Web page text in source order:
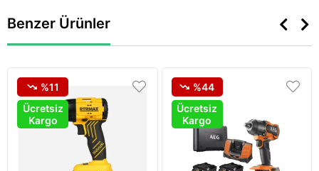
Benzer Ürünler
%11
Ücretsiz
Kargo
%44
Ücretsiz
Kargo